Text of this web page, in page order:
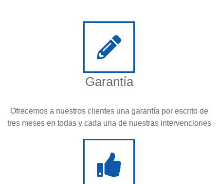
Garantía
Ofrecemos a nuestros clientes una garantía por escrito de
tres meses en todas y cada una de nuestras intervenciones